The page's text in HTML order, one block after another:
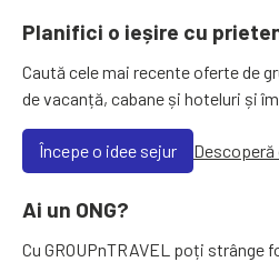
Planifici o ieșire cu
Caută cele mai recente oferte de
de vacanță, cabane și hoteluri și
Începe o idee sejur
Ai un ONG?
Cu GROUPnTRAVEL poți strânge